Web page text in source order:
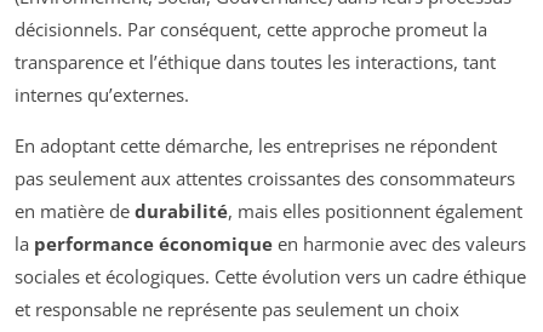
décisionnels. Par conséquent, cette approche promeut la
transparence et l’éthique dans toutes les interactions, tant
internes qu’externes.
En adoptant cette démarche, les entreprises ne répondent
pas seulement aux attentes croissantes des consommateurs
en matière de durabilité, mais elles positionnent également
la performance économique en harmonie avec des valeurs
sociales et écologiques. Cette évolution vers un cadre éthique
et responsable ne représente pas seulement un choix